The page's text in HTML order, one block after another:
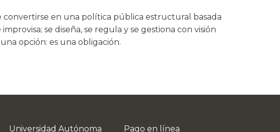
en una política pública estructural basada
se diseña, se regula y se gestiona con visión
opción: es una obligación.
Universidad Autónoma Pago en línea